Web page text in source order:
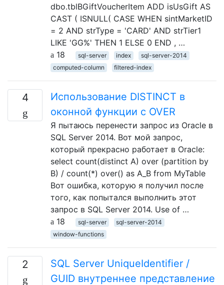
dbo.tblBGiftVoucherItem ADD isUsGift AS
CAST ( ISNULL( CASE WHEN sintMarketID
= 2 AND strType = 'CARD' AND strTier1
LIKE 'GG%' THEN 1 ELSE 0 END , …
18
sql-server index
sql-server-2014
computed-column
filtered-index
4
Использование DISTINCT в
оконной функции с OVER
Я пытаюсь перенести запрос из Oracle в
SQL Server 2014. Вот мой запрос,
который прекрасно работает в Oracle:
select count(distinct A) over (partition by
B) / count(*) over() as A_B from MyTable
Вот ошибка, которую я получил после
того, как попытался выполнить этот
запрос в SQL Server 2014. Use of …
18
sql-server
sql-server-2014
window-functions
2
SQL Server UniqueIdentifier /
GUID внутреннее представление